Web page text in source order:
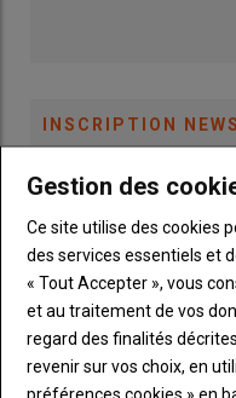
Par ailleurs, John Deere
contrôle automatique de
INSCRIPTION
Vous recevrez chaque
Gestion des
Ce site utilise des cookies
des services essentiels et
« Tout Accepter », vous
et au traitement de vos
regard des finalités
revenir sur vos choix, en
préférences cookies » en